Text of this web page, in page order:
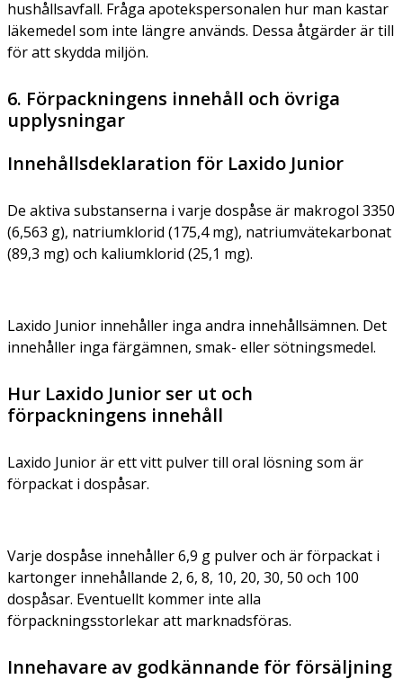
hushållsavfall. Fråga apotekspersonalen hur man kastar
läkemedel som inte längre används. Dessa åtgärder är till
för att skydda miljön.
6. Förpackningens innehåll och övriga
upplysningar
Innehållsdeklaration för Laxido Junior
De aktiva substanserna i varje dospåse är makrogol 3350
(6,563 g), natriumklorid (175,4 mg), natriumvätekarbonat
(89,3 mg) och kaliumklorid (25,1 mg).
Laxido Junior innehåller inga andra innehållsämnen. Det
innehåller inga färgämnen, smak- eller sötningsmedel.
Hur Laxido Junior ser ut och
förpackningens innehåll
Laxido Junior är ett vitt pulver till oral lösning som är
förpackat i dospåsar.
Varje dospåse innehåller 6,9 g pulver och är förpackat i
kartonger innehållande 2, 6, 8, 10, 20, 30, 50 och 100
dospåsar. Eventuellt kommer inte alla
förpackningsstorlekar att marknadsföras.
Innehavare av godkännande för försäljning